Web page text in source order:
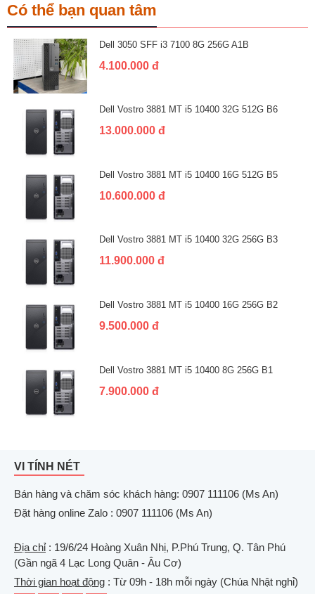
Có thể bạn quan tâm
Dell 3050 SFF i3 7100 8G 256G A1B
4.100.000 đ
Dell Vostro 3881 MT i5 10400 32G 512G B6
13.000.000 đ
Dell Vostro 3881 MT i5 10400 16G 512G B5
10.600.000 đ
Dell Vostro 3881 MT i5 10400 32G 256G B3
11.900.000 đ
Dell Vostro 3881 MT i5 10400 16G 256G B2
9.500.000 đ
Dell Vostro 3881 MT i5 10400 8G 256G B1
7.900.000 đ
VI TÍNH NÉT
Bán hàng và chăm sóc khách hàng: 0907 111106 (Ms An)
Đặt hàng online Zalo : 0907 111106 (Ms An)
Địa chỉ: 19/6/24 Hoàng Xuân Nhị, P.Phú Trung, Q. Tân Phú
(Gần ngã 4 Lạc Long Quân - Âu Cơ)
Thời gian hoạt động : Từ 09h - 18h mỗi ngày (Chúa Nhật nghỉ)